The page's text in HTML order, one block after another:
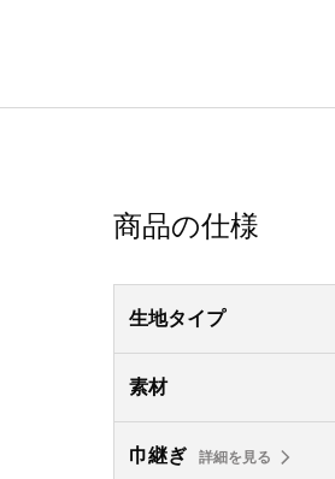
商品の仕様
生地タイプ
素材
巾継ぎ 詳細を見る